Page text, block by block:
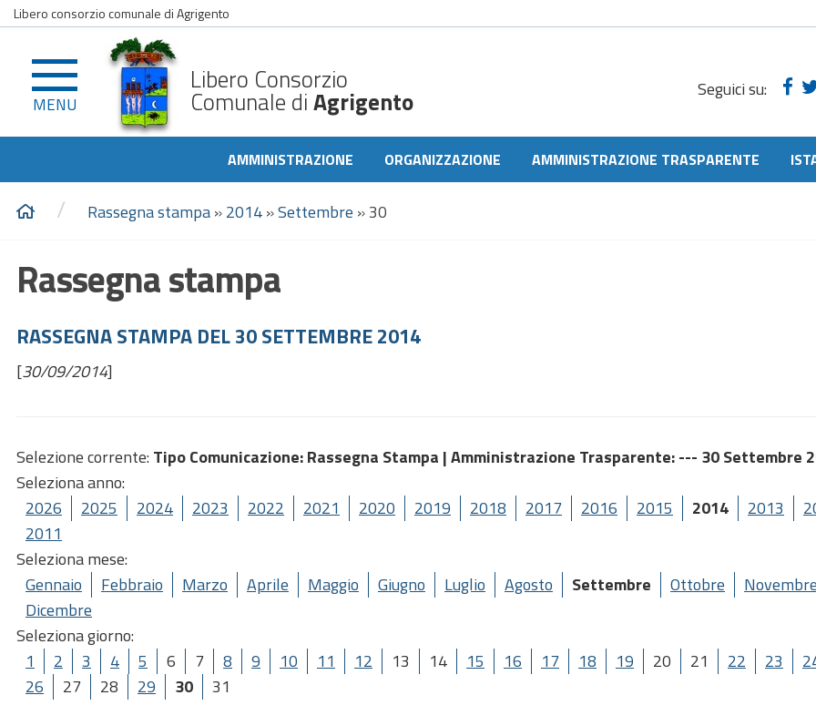
Libero consorzio comunale di Agrigento
MENU
Libero Consorzio
Comunale diAgrigento Seguici su:
AMMINISTRAZIONE ORGANIZZAZIONE AMMINISTRAZIONE TRASPARENTE
/ Rassegna stampa»2014»Settembre »30
Rassegna stampa
RASSEGNA STAMPA DEL 30 SETTEMBRE 2014
[30/09/2014]
Selezione corrente: Tipo Comunicazione: Rassegna Stampa |Amministrazione Trasparente: --- 30 Settembre
Seleziona anno:
2026
2025 2024 2023 2022 2021 2020 2019 2018 2017 2016 2015 2014 2013
2011
Seleziona mese:
Gennaio
Febbraio Marzo Aprile Maggio Giugno Luglio Agosto Settembre Ottobre
Novembre
Dicembre
Seleziona giorno:
1
2 3 4 5 6 7 8 9 10 11 12 13 14 15 16 17 18 19 20 21 22 23
26
27 28 29 30 31